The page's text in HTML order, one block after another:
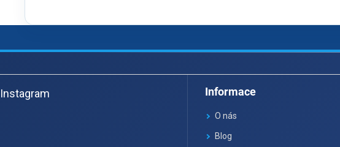
á
pInstagram Informace
O nás
Blog